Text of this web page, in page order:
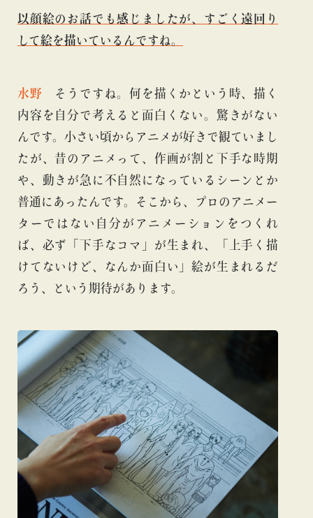
以顔絵のお話でも感じましたが、すごく遠回り
して絵を描いているんですね。
水野
そうですね。何を描くかという時、描く
内容を自分で考えると面白くない。驚きがない
んです。小さい頃からアニメが好きで観ていまし
たが、昔のアニメって、作画が割と下手な時期
や、動きが急に不自然になっているシーンとか
普通にあったんです。そこから、プロのアニメー
ターではない自分がアニメーションをつくれ
ば、必ず「下手なコマ」が生まれ、「上手く描
けてないけど、なんか面白い」絵が生まれるだ
ろう、という期待があります。